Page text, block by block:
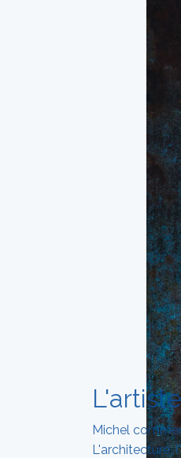
L'artiste
Michel
L'architecture,